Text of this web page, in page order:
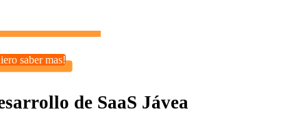
saber mas!
de SaaS Jávea